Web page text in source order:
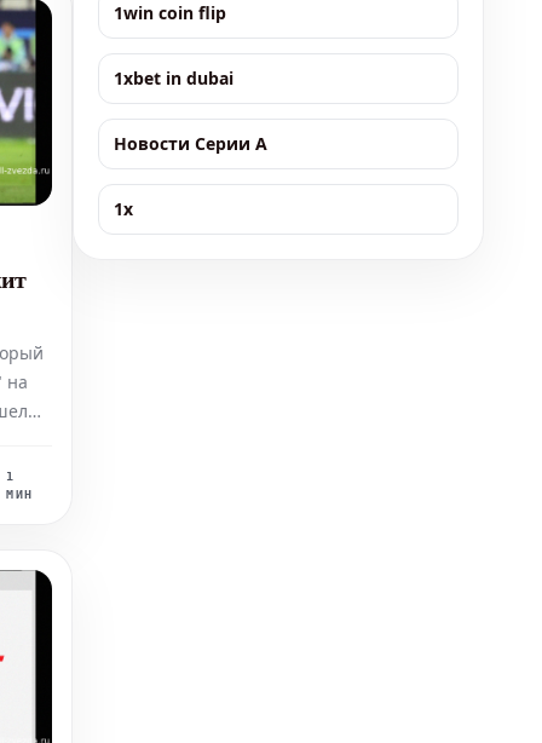
на
1
МИН
1win coin flip
1xbet in dubai
Новости Серии А
1x